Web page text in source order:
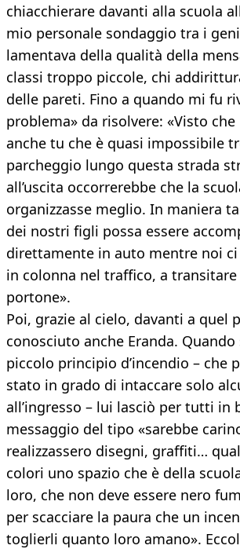
chiacchierare davanti alla scuola
mio personale sondaggio tra i
lamentava della qualità della
classi troppo piccole, chi
delle pareti. Fino a quando mi fu
problema» da risolvere: «Visto
anche tu che è quasi impossibile
parcheggio lungo questa strada
all’uscita occorrerebbe che la
organizzasse meglio. In maniera
dei nostri figli possa essere
direttamente in auto mentre noi
in colonna nel traffico, a
portone».
Poi, grazie al cielo, davanti a quel
conosciuto anche Eranda.
piccolo principio d’incendio – che
stato in grado di intaccare solo
all’ingresso – lui lasciò per tutti in
messaggio del tipo «sarebbe
realizzassero disegni, graffiti…
colori uno spazio che è della
loro, che non deve essere nero
per scacciare la paura che un
toglierli quanto loro amano».